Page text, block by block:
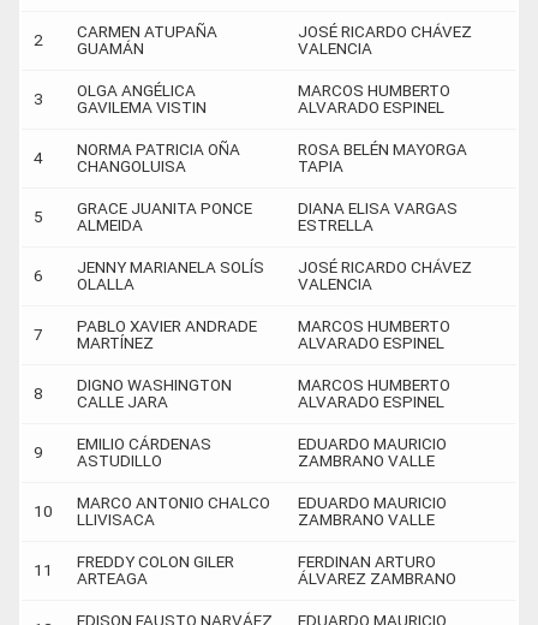
2
CARMEN ATUPAÑA
GUAMÁN
JOSÉ RICARDO CHÁVEZ
VALENCIA
3
OLGA ANGÉLICA
GAVILEMA VISTIN
MARCOS HUMBERTO
ALVARADO ESPINEL
4
NORMA PATRICIA OÑA
CHANGOLUISA
ROSA BELÉN MAYORGA
TAPIA
5
GRACE JUANITA PONCE
ALMEIDA
DIANA ELISA VARGAS
ESTRELLA
6
JENNY MARIANELA SOLÍS
OLALLA
JOSÉ RICARDO CHÁVEZ
VALENCIA
7
PABLO XAVIER ANDRADE
MARTÍNEZ
MARCOS HUMBERTO
ALVARADO ESPINEL
8
DIGNO WASHINGTON
CALLE JARA
MARCOS HUMBERTO
ALVARADO ESPINEL
9
EMILIO CÁRDENAS
ASTUDILLO
EDUARDO MAURICIO
ZAMBRANO VALLE
10
MARCO ANTONIO CHALCO
LLIVISACA
EDUARDO MAURICIO
ZAMBRANO VALLE
11
FREDDY COLON GILER
ARTEAGA
FERDINAN ARTURO
ÁLVAREZ ZAMBRANO
EDISON FAUSTO NARVÁEZ EDUARDO MAURICIO